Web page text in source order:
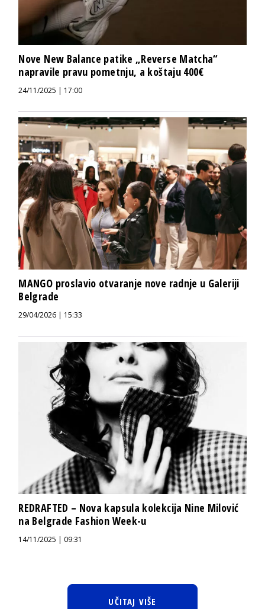
Nove New Balance patike „Reverse Matcha“
napravile pravu pometnju, a koštaju 400€
24/11/2025 | 17:00
MANGO proslavio otvaranje nove radnje u Galeriji
Belgrade
29/04/2026 | 15:33
REDRAFTED – Nova kapsula kolekcija Nine Milović
na Belgrade Fashion Week-u
14/11/2025 | 09:31
UČITAJ VIŠE